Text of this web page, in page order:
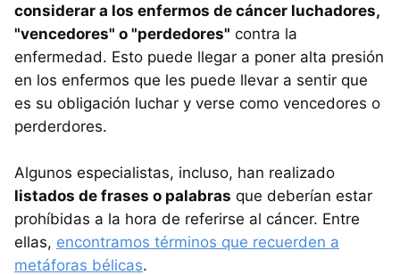
considerar a los enfermos de cáncer luchadores,
"vencedores" o "perdedores" contra la
enfermedad. Esto puede llegar a poner alta presión
en los enfermos que les puede llevar a sentir que
es su obligación luchar y verse como vencedores o
perderdores.
Algunos especialistas, incluso, han realizado
listados de frases o palabras que deberían estar
prohíbidas a la hora de referirse al cáncer. Entre
ellas, encontramos términos que recuerden a
metáforas bélicas.